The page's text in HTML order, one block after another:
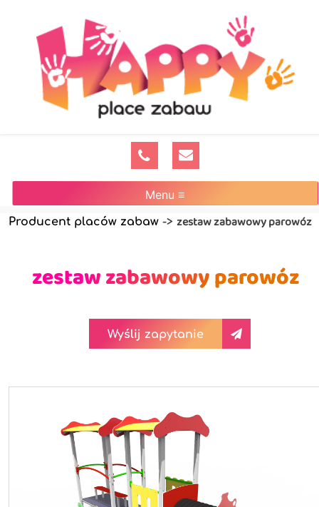
Menu ≡
Producent placów zabaw -> zestaw zabawowy parowóz
zestaw zabawowy parowóz
Wyślij zapytanie